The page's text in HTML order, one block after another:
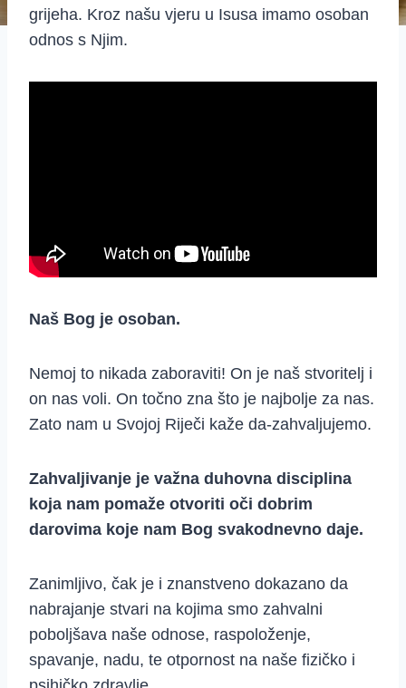
grijeha. Kroz našu vjeru u Isusa imamo osoban
odnos s Njim.
Naš Bog je osoban.
Nemoj to nikada zaboraviti! On je naš stvoritelj i
on nas voli. On točno zna što je najbolje za nas.
Zato nam u Svojoj Riječi kaže da-zahvaljujemo.
Zahvaljivanje je važna duhovna disciplina
koja nam pomaže otvoriti oči dobrim
darovima koje nam Bog svakodnevno daje.
Zanimljivo, čak je i znanstveno dokazano da
nabrajanje stvari na kojima smo zahvalni
poboljšava naše odnose, raspoloženje,
spavanje, nadu, te otpornost na naše fizičko i